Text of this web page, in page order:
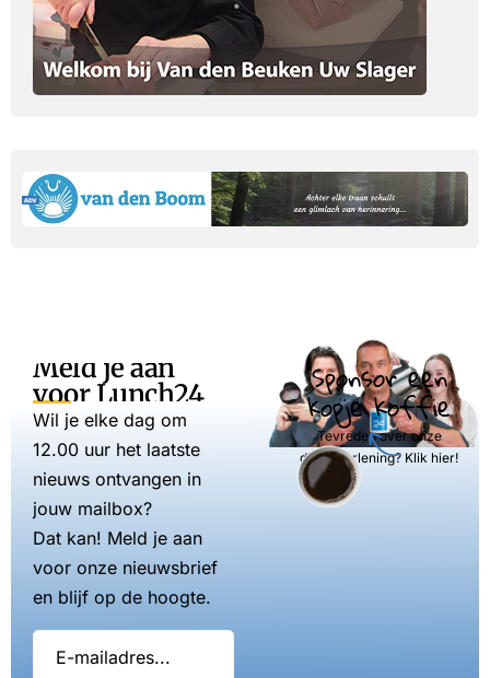
Meld je aan
voor Lunch24
Wil je elke dag om
12.00 uur het laatste
nieuws ontvangen in
jouw mailbox?
Dat kan! Meld je aan
voor onze nieuwsbrief
en blijf op de hoogte.
Sponsor een
kopje koffie
Tevreden over onze
dienstverlening? Klik hier!